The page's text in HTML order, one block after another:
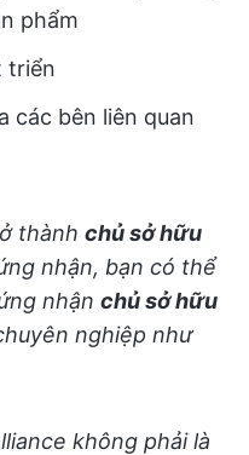
phẩm
triển
các bên liên quan
thành chủ sở hữu
nhận, bạn có thể
nhận chủ sở hữu
nghiệp như
không phải là